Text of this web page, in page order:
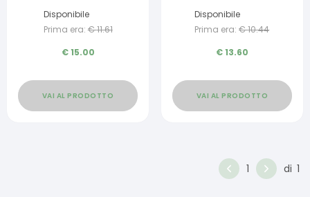
Disponibile
Prima era: €11.61
€15.00
VAI AL PRODOTTO
Disponibile
Prima era: €10.44
€13.60
VAI AL PRODOTTO
1 di 1